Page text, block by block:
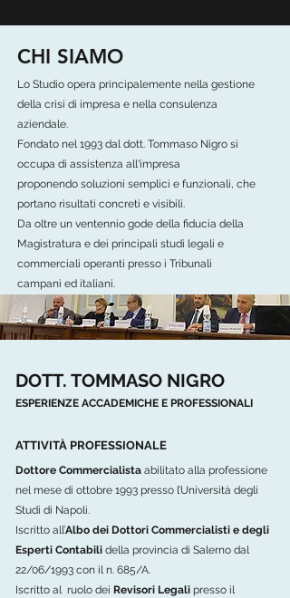
CHI SIAMO
Lo Studio opera principalemente nella gestione
della crisi di impresa e nella consulenza
aziendale.
Fondato nel 1993 dal dott. Tommaso Nigro si
occupa di assistenza all'impresa
proponendo soluzioni semplici e funzionali, che
portano risultati concreti e visibili.
Da oltre un ventennio gode della fiducia della
Magistratura e dei principali studi legali e
commerciali operanti presso i Tribunali
campani ed italiani.
DOTT. TOMMASO NIGRO
ESPERIENZE ACCADEMICHE E PROFESSIONALI
ATTIVITÀ PROFESSIONALE
Dottore Commercialista abilitato alla professione
nel mese di ottobre 1993 presso l’Università degli
Studi di Napoli.
Iscritto all’Albo dei Dottori Commercialisti e degli
Esperti Contabili della provincia di Salerno dal
22/06/1993 con il n. 685/A.
Iscritto al ruolo dei Revisori Legali presso il